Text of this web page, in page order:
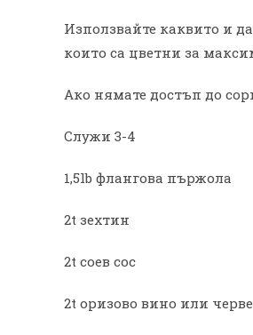
Използвайте каквито и
които са цветни за
Ако нямате достъп до
Служи 3-4
1,5lb флангова пържола
2t зехтин
2t соев сос
2t оризово вино или